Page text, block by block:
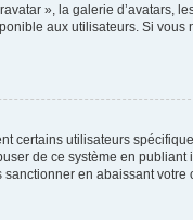
», la galerie d’avatars,
aux utilisateurs. Si vous
certains utilisateurs
de ce système en publiant
en abaissant votre